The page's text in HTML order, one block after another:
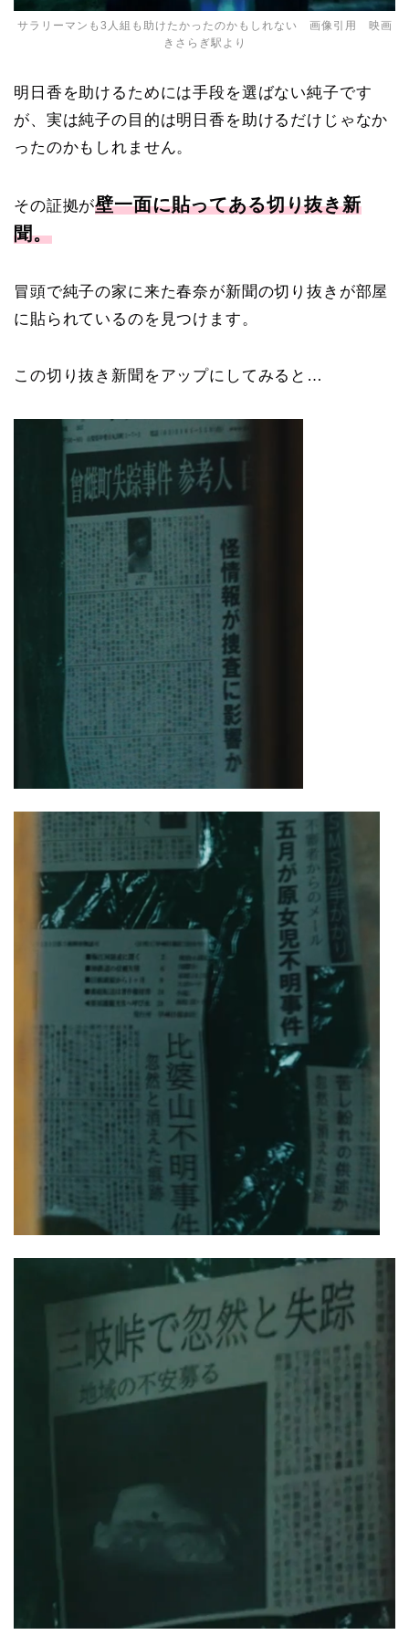
サラリーマンも3人組も助けたかったのかもしれない 画像引用 映画
きさらぎ駅より
明日香を助けるためには手段を選ばない純子です
が、実は純子の目的は明日香を助けるだけじゃなか
ったのかもしれません。
その証拠が壁一面に貼ってある切り抜き新
聞。
冒頭で純子の家に来た春奈が新聞の切り抜きが部屋
に貼られているのを見つけます。
この切り抜き新聞をアップにしてみると…